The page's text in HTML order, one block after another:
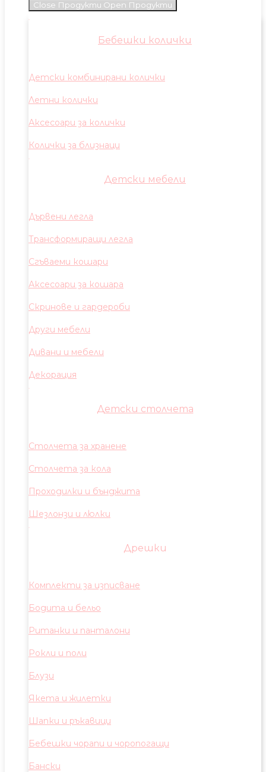
Close Продукти Open Продукти
Бебешки колички
Детски комбинирани колички
Летни колички
Аксесоари за колички
Колички за близнаци
Детски мебели
Дървени легла
Трансформиращи легла
Сгъваеми кошари
Аксесоари за кошара
Скринове и гардероби
Други мебели
Дивани и мебели
Декорация
Детски столчета
Столчета за хранене
Столчета за кола
Проходилки и бънджита
Шезлонзи и люлки
Дрешки
Комплекти за изписване
Бодита и бельо
Ританки и панталони
Рокли и поли
Блузи
Якета и жилетки
Шапки и ръкавици
Бебешки чорапи и чоропогащи
Бански